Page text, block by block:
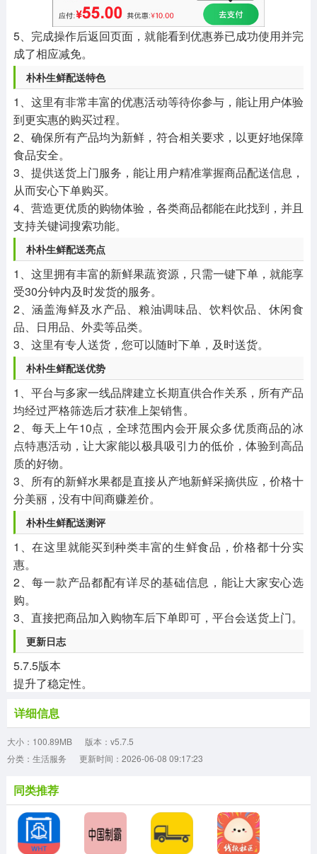
5、完成操作后返回页面，就能看到优惠券已成功使用并完
成了相应减免。
朴朴生鲜配送特色
1、这里有非常丰富的优惠活动等待你参与，能让用户体验
到更实惠的购买过程。
2、确保所有产品均为新鲜，符合相关要求，以更好地保障
食品安全。
3、提供送货上门服务，能让用户精准掌握商品配送信息，
从而安心下单购买。
4、营造更优质的购物体验，各类商品都能在此找到，并且
支持关键词搜索功能。
朴朴生鲜配送亮点
1、这里拥有丰富的新鲜果蔬资源，只需一键下单，就能享
受30分钟内及时发货的服务。
2、涵盖海鲜及水产品、粮油调味品、饮料饮品、休闲食
品、日用品、外卖等品类。
3、这里有专人送货，您可以随时下单，及时送货。
朴朴生鲜配送优势
1、平台与多家一线品牌建立长期直供合作关系，所有产品
均经过严格筛选后才获准上架销售。
2、每天上午10点，全球范围内会开展众多优质商品的冰
点特惠活动，让大家能以极具吸引力的低价，体验到高品
质的好物。
3、所有的新鲜水果都是直接从产地新鲜采摘供应，价格十
分美丽，没有中间商赚差价。
朴朴生鲜配送测评
1、在这里就能买到种类丰富的生鲜食品，价格都十分实
惠。
2、每一款产品都配有详尽的基础信息，能让大家安心选
购。
3、直接把商品加入购物车后下单即可，平台会送货上门。
更新日志
5.7.5版本
提升了稳定性。
详细信息
大小：100.89MB
版本：v5.7.5
分类：生活服务
更新时间：2026-06-08 09:17:23
同类推荐